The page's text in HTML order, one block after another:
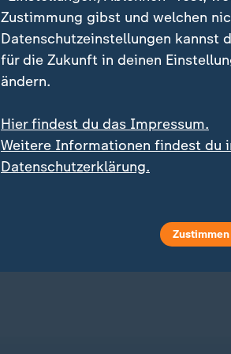
Seit Beginn der Aufzeichnungen
Hitzerekorde in Westeuropa:
Juni und Juli so heiß wie nie
Zustimmung gibst und welchen
Datenschutzeinstellungen kannst
für die Zukunft in deinen
ändern.
Hier findest du das Impressum.
Weitere Informationen findest du
Datenschutzerklärung.
Zustimmen